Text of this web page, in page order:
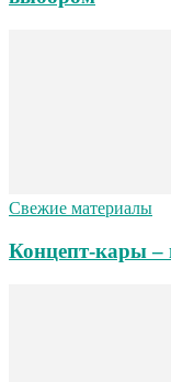
Свежие материалы
Концепт-кары –